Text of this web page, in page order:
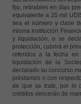
fijo, retirables en días
equivalente a 25 mil
sea el número y clase
misma Institución
y liquidación, o se
protección, cubrirá el
referidos a la fecha
liquidación de la
declarado su concurso
préstamos o con
de que se trate, por lo
créditos vencerán de